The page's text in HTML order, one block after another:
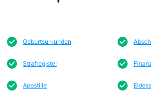
Geburtsurkunden
Strafregister
Apostille